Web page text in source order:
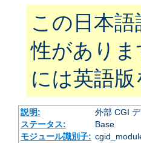
この日本
性があり
には英語
説明:
外部 CGI
ステータス:
Base
モジュール識別子: